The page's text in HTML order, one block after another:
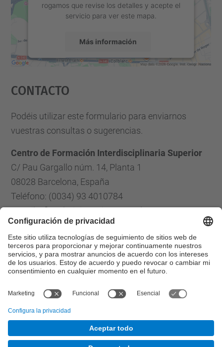
rogamos que revise los detalles y acepte el
servicio para ver este mapa.
Más información
powered by
Contacto
Podéis utilizar este formulario para enviarnos
vuestras consultas o sugerencias.
Centro de Formación Interdisciplinaria Superior
C/ Pau Gargallo núm. 14, Planta 1
08028 Barcelona, España
Teléfono: (0034) 93 4010784
E-mail: cfis.administracio@upc.edu
Formulario de contacto
Lista Redes Sociales
Centro de Formación Interdisciplinaria Superior